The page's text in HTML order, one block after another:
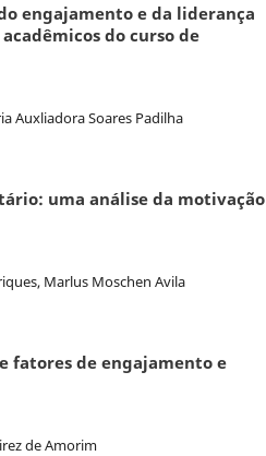
engajamento e da liderança
do curso de
Auxliadora Soares Padilha
uma análise da motivação
Marlus Moschen Avila
fatores de engajamento e
de Amorim